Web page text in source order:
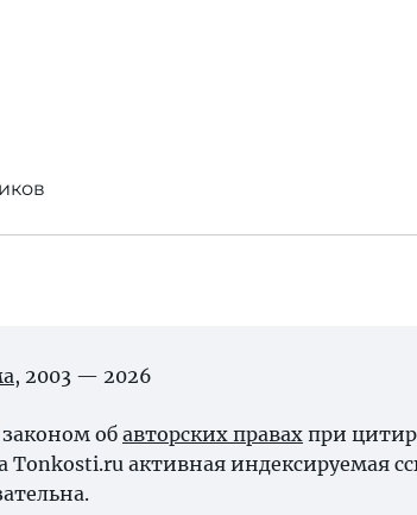
, 2003 — 2026
об авторских правах при
Tonkosti.ru активная индексируемая